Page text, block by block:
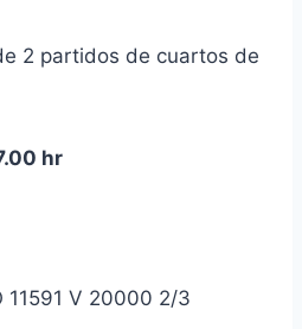
2 partidos de cuartos de
hr
11591 V 20000 2/3